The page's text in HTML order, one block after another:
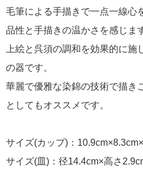
毛筆による手描きで一点一線心
品性と手描きの温かさを感じま
上絵と呉須の調和を効果的に
の器です。
華麗で優雅な染錦の技術で描き
としてもオススメです。
サイズ(カップ)：
サイズ(皿)：径14.4cm×高さ